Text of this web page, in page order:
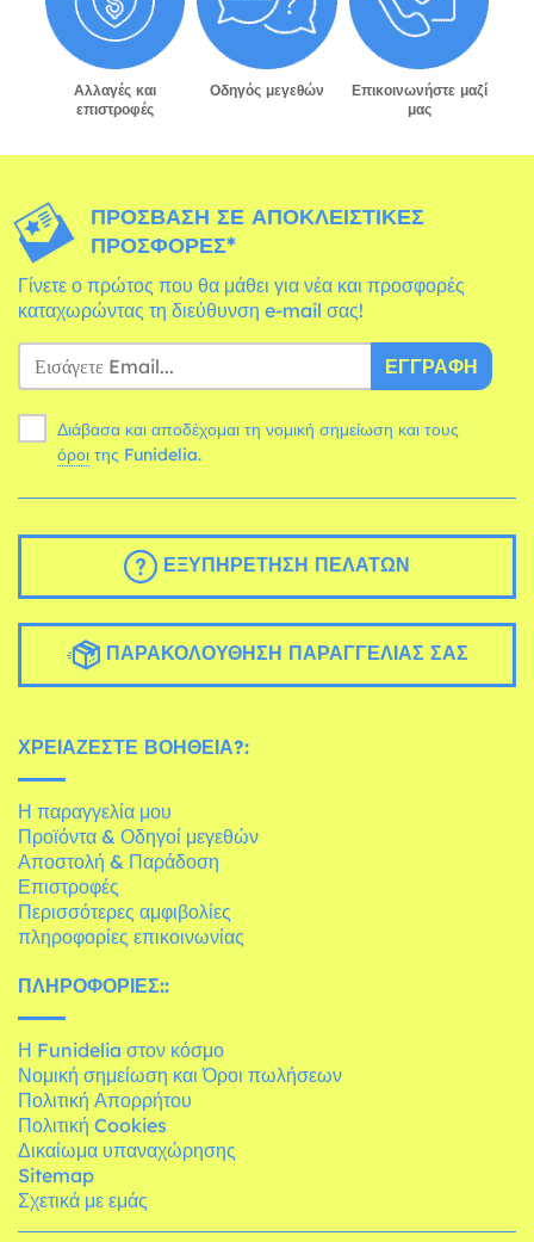
Αλλαγές και
επιστροφές
Οδηγός μεγεθών
Επικοινωνήστε μαζί
μας
ΠΡΌΣΒΑΣΗ ΣΕ ΑΠΟΚΛΕΙΣΤΙΚΈΣ
ΠΡΟΣΦΟΡΈΣ*
Γίνετε ο πρώτος που θα μάθει για νέα και προσφορές
καταχωρώντας τη διεύθυνση e-mail σας!
ΕΓΓΡΑΦΉ
Διάβασα και αποδέχομαι τη νομική σημείωση και τους
όροι της Funidelia.
ΕΞΥΠΗΡΈΤΗΣΗ ΠΕΛΑΤΏΝ
ΠΑΡΑΚΟΛΟΎΘΗΣΗ ΠΑΡΑΓΓΕΛΊΑΣ ΣΑΣ
ΧΡΕΙΆΖΕΣΤΕ ΒΟΉΘΕΙΑ?:
Η παραγγελία μου
Προϊόντα & Οδηγοί μεγεθών
Αποστολή & Παράδοση
Επιστροφές
Περισσότερες αμφιβολίες
πληροφορίες επικοινωνίας
ΠΛΗΡΟΦΟΡΊΕΣ::
Η Funidelia στον κόσμο
Νομική σημείωση και Όροι πωλήσεων
Πολιτική Απορρήτου
Πολιτική Cookies
Δικαίωμα υπαναχώρησης
Sitemap
Σχετικά με εμάς